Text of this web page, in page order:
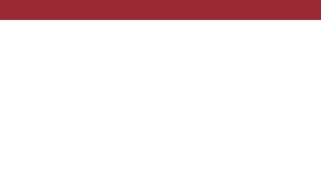
Ongebrande noten